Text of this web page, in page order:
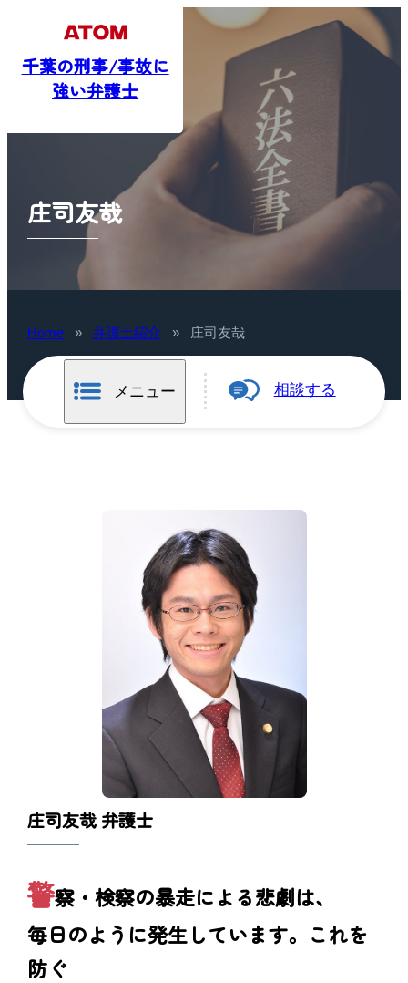
千葉の刑事/事故に
庄司友哉
Home » 弁護士紹介 » 庄司友哉
メニュー 相談する
庄司友哉 弁護士
警察・検察の暴走による悲劇は、
毎日のように発生しています。これを
防ぐ